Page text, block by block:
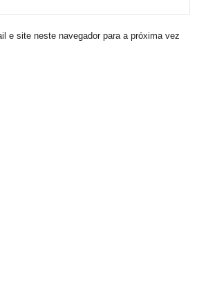
e site neste navegador para a próxima vez